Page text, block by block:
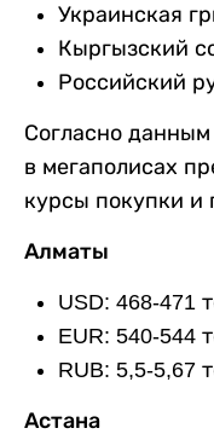
Украинская
Кыргызский
Российский
Согласно данным
в мегаполисах
курсы покупки и
Алматы
USD: 468-471
EUR: 540-544
RUB: 5,5-5,67
Астана